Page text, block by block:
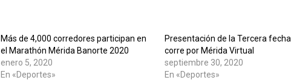
Más de 4,000 corredores participan en
el Marathón Mérida Banorte 2020
enero 5, 2020
En «Deportes»
Presentación de la Tercera fecha
corre por Mérida Virtual
septiembre 30, 2020
En «Deportes»